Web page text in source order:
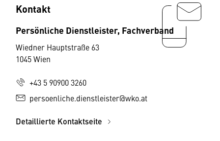
Kontakt
Persönliche Dienstleister, Fachverband
Wiedner Hauptstraße 63
1045 Wien
+43 5 90900 3260
persoenliche.dienstleister@wko.at
Detaillierte Kontaktseite